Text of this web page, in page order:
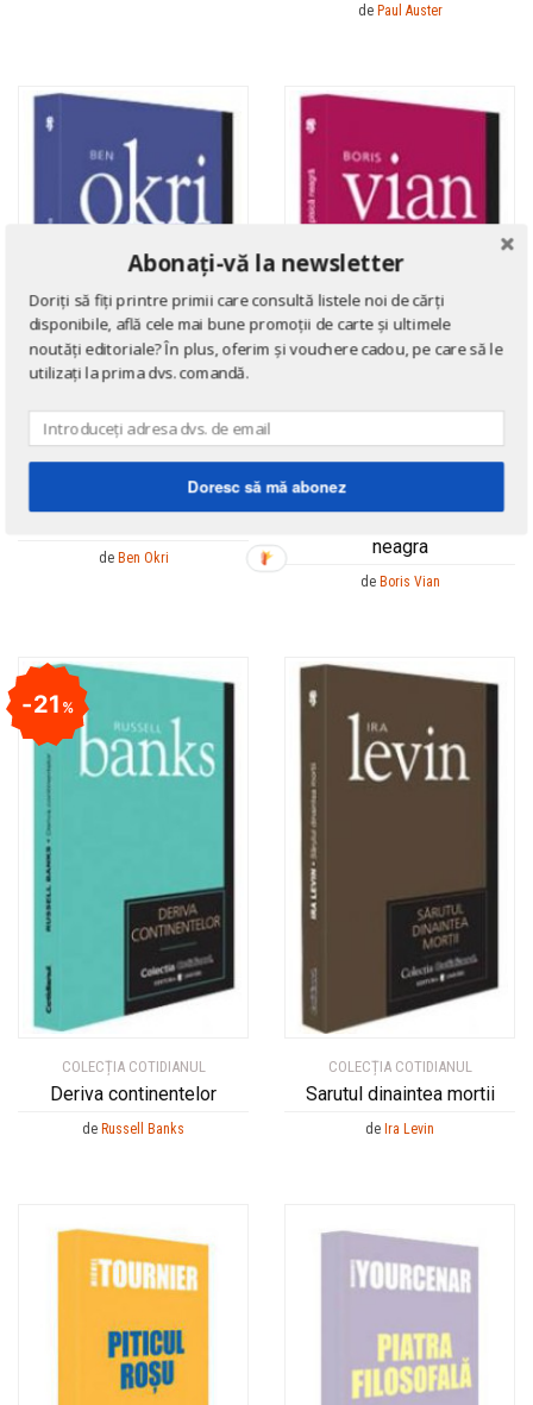
de Paul Auster
COLECȚIA COTIDIANUL
de Ben Okri
COLECȚIA COTIDIANUL
neagra
de Boris Vian
COLECȚIA COTIDIANUL
Deriva continentelor
21%
de Russell Banks
COLECȚIA COTIDIANUL
Sarutul dinaintea mortii
de Ira Levin
Abonați-vă la newsletter
Doriți să fiți printre primii care consultă listele noi de cărți
disponibile, află cele mai bune promoții de carte și ultimele
noutăți editoriale? În plus, oferim și vouchere cadou, pe care să le
utilizați la prima dvs. comandă.
Doresc să mă abonez